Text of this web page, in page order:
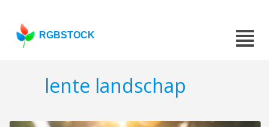
RGBSTOCK
lente landschap